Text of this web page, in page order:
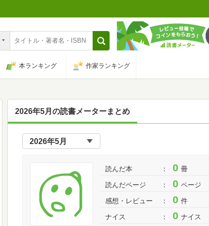
本ランキング 作家ランキング
2026年5月の読書メーターまとめ
読んだ本 0 冊
読んだページ 0 ページ
感想・レビュー 0 件
ナイス 0 ナイス